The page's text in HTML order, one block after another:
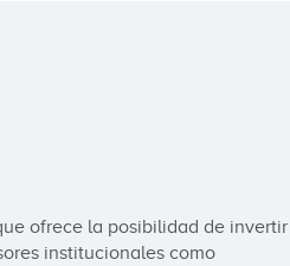
ofrece la posibilidad de invertir
institucionales como